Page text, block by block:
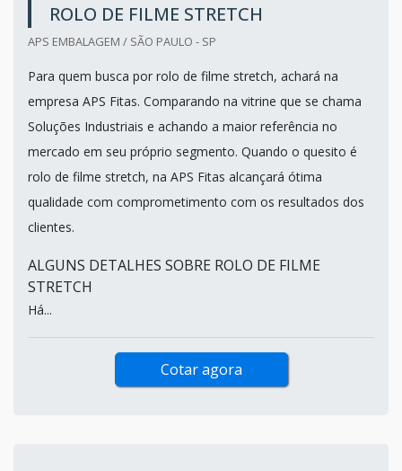
ROLO DE FILME STRETCH
APS EMBALAGEM / SÃO PAULO - SP
Para quem busca por rolo de filme stretch, achará na
empresa APS Fitas. Comparando na vitrine que se chama
Soluções Industriais e achando a maior referência no
mercado em seu próprio segmento. Quando o quesito é
rolo de filme stretch, na APS Fitas alcançará ótima
qualidade com comprometimento com os resultados dos
clientes.
ALGUNS DETALHES SOBRE ROLO DE FILME
STRETCH
Há...
Cotar agora